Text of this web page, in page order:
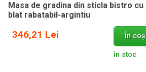
Masa de gradina din sticla bistro cu
blat rabatabil-argintiu
346,21 Lei În coș
în stoc